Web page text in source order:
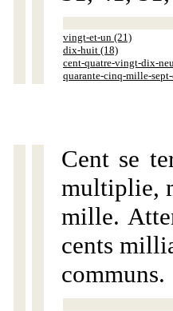
vingt-et-un (21)
dix-huit (18)
cent-quatre-vingt-dix-
quarante-cinq-mille-
Cent se
multiplie,
mille.
cents
communs.